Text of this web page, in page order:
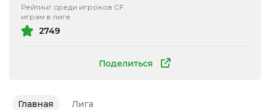
Поделиться
Рейтинг среди игроков CF
играм в лиге
2749
Главная Лига